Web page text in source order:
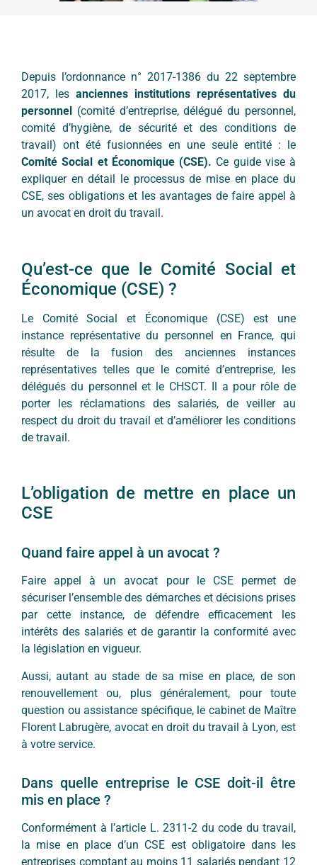
Depuis l’ordonnance n° 2017-1386 du 22 septembre
2017, les anciennes institutions représentatives du
personnel (comité d’entreprise, délégué du personnel,
comité d’hygiène, de sécurité et des conditions de
travail) ont été fusionnées en une seule entité : le
Comité Social et Économique (CSE). Ce guide vise à
expliquer en détail le processus de mise en place du
CSE, ses obligations et les avantages de faire appel à
un avocat en droit du travail.
Qu’est-ce que le Comité Social et
Économique (CSE) ?
Le Comité Social et Économique (CSE) est une
instance représentative du personnel en France, qui
résulte de la fusion des anciennes instances
représentatives telles que le comité d’entreprise, les
délégués du personnel et le CHSCT. Il a pour rôle de
porter les réclamations des salariés, de veiller au
respect du droit du travail et d’améliorer les conditions
de travail.
L’obligation de mettre en place un
CSE
Quand faire appel à un avocat ?
Faire appel à un avocat pour le CSE permet de
sécuriser l’ensemble des démarches et décisions prises
par cette instance, de défendre efficacement les
intérêts des salariés et de garantir la conformité avec
la législation en vigueur.
Aussi, autant au stade de sa mise en place, de son
renouvellement ou, plus généralement, pour toute
question ou assistance spécifique, le cabinet de Maître
Florent Labrugère, avocat en droit du travail à Lyon, est
à votre service.
Dans quelle entreprise le CSE doit-il être
mis en place ?
Conformément à l’article L. 2311-2 du code du travail,
la mise en place d’un CSE est obligatoire dans les
entreprises comptant au moins 11 salariés pendant 12